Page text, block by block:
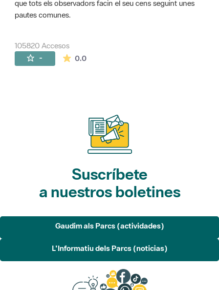
que tots els observadors facin el seu cens seguint unes
pautes comunes.
105820 Accesos
- 0.0La valoración media es de 0 estrellas de
Suscríbete
a nuestros boletines
Gaudim als Parcs (actividades)
L'Informatiu dels Parcs (noticias)